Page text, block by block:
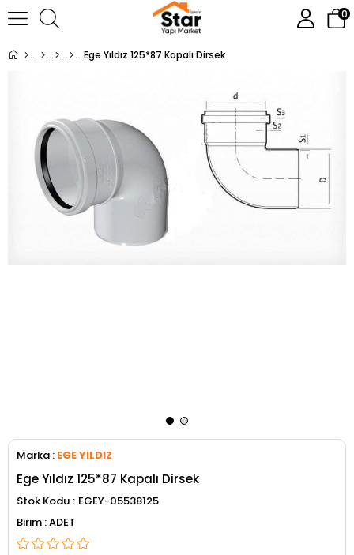
0
Ege Yıldız 125*87 Kapalı Dirsek
Marka : EGE YILDIZ
Ege Yıldız 125*87 Kapalı Dirsek
Stok Kodu
EGEY-05538125
ADET